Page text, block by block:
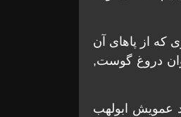
از پاهای آن
دروغ گوست,
عمویش ابولهب